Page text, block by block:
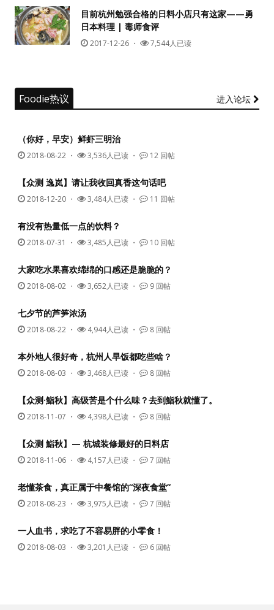
目前杭州勉强合格的日料小店只有这家——勇
日本料理 | 毒师食评
2017-12-26 ・ 7,544人已读
Foodie热议 进入论坛
（你好，早安）鲜虾三明治
2018-08-22 ・ 3,536人已读 ・ 12 回帖
【众测 逸岚】请让我收回真香这句话吧
2018-12-20 ・ 3,484人已读 ・ 11 回帖
有没有热量低一点的饮料？
2018-07-31 ・ 3,485人已读 ・ 10 回帖
大家吃水果喜欢绵绵的口感还是脆脆的？
2018-08-02 ・ 3,652人已读 ・ 9 回帖
七夕节的芦笋浓汤
2018-08-22 ・ 4,944人已读 ・ 8 回帖
本外地人很好奇，杭州人早饭都吃些啥？
2018-08-03 ・ 3,468人已读 ・ 8 回帖
【众测·鮨秋】高级苦是个什么味？去到鮨秋就懂了。
2018-11-07 ・ 4,398人已读 ・ 8 回帖
【众测 鮨秋】— 杭城装修最好的日料店
2018-11-06 ・ 4,157人已读 ・ 7 回帖
老懂茶食，真正属于中餐馆的“深夜食堂”
2018-08-23 ・ 3,975人已读 ・ 7 回帖
一人血书，求吃了不容易胖的小零食！
2018-08-03 ・ 3,201人已读 ・ 6 回帖